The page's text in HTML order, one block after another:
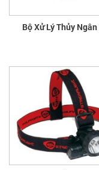
Bộ Xử Lý Thủy Ngân